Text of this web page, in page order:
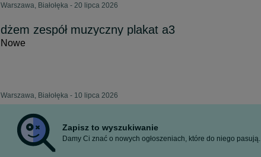
Warszawa, Białołęka - 20 lipca 2026
dżem zespół muzyczny plakat a3
Nowe
Warszawa, Białołęka - 10 lipca 2026
Zapisz to wyszukiwanie
Damy Ci znać o nowych ogłoszeniach, które do niego pasują.